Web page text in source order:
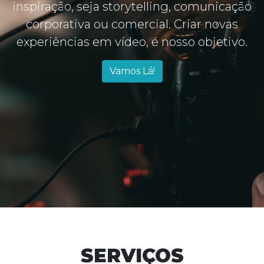
inspiração, seja storytelling, comunicação
corporativa ou comercial. Criar novas
experiências em vídeo, é nosso objetivo.
Vamos Lá!
SERVIÇOS